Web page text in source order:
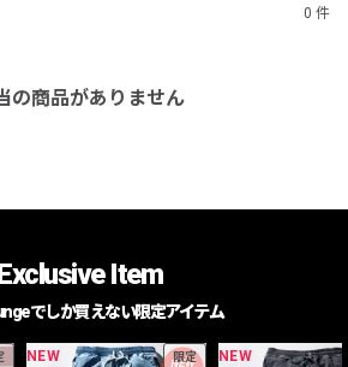
0 件
の商品がありません
Item
でしか買えない限定アイテム
NEW 限定 NEW